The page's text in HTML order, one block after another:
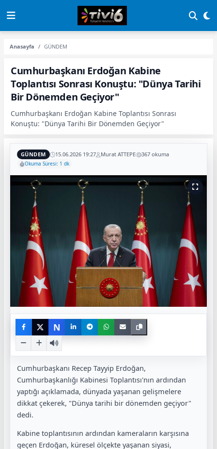
Anasayfa GÜNDEM
Cumhurbaşkanı Erdoğan Kabine
Toplantısı Sonrası Konuştu: "Dünya Tarihi
Bir Dönemden Geçiyor"
Cumhurbaşkanı Erdoğan Kabine Toplantısı Sonrası
Konuştu: "Dünya Tarihi Bir Dönemden Geçiyor"
GÜNDEM 15.06.2026 19:27 Murat ATTEPE 367 okuma
Okuma Süresi: 1 dk
N
Cumhurbaşkanı Recep Tayyip Erdoğan,
Cumhurbaşkanlığı Kabinesi Toplantısı'nın ardından
yaptığı açıklamada, dünyada yaşanan gelişmelere
dikkat çekerek, "Dünya tarihi bir dönemden geçiyor"
dedi.
Kabine toplantısının ardından kameraların karşısına
geçen Erdoğan, küresel ölçekte yaşanan siyasi,